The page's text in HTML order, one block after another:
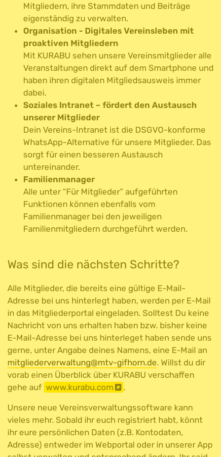
Mitgliedern, ihre Stammdaten und Beiträge
eigenständig zu verwalten.
Organisation - Digitales Vereinsleben mit
proaktiven Mitgliedern
Mit KURABU sehen unsere Vereinsmitglieder alle
Veranstaltungen direkt auf dem Smartphone und
haben ihren digitalen Mitgliedsausweis immer
dabei.
Soziales Intranet – fördert den Austausch
unserer Mitglieder
Dein Vereins-Intranet ist die DSGVO-konforme
WhatsApp-Alternative für unsere Mitglieder. Das
sorgt für einen besseren Austausch
untereinander.
Familienmanager
Alle unter “Für Mitglieder” aufgeführten
Funktionen können ebenfalls vom
Familienmanager bei den jeweiligen
Familienmitgliedern durchgeführt werden.
Was sind die nächsten Schritte?
Alle Mitglieder, die bereits eine gültige E-Mail-
Adresse bei uns hinterlegt haben, werden per E-Mail
in das Mitgliederportal eingeladen. Solltest Du keine
Nachricht von uns erhalten haben bzw. bisher keine
E-Mail-Adresse bei uns hinterleget haben sende uns
gerne, unter Angabe deines Namens, eine E-Mail an
mitgliederverwaltung@mtv-gifhorn.de. Willst du dir
vorab einen Überblick über KURABU verschaffen
gehe auf www.kurabu.com .
Unsere neue Vereinsverwaltungssoftware kann
vieles mehr. Sobald ihr euch registriert habt, könnt
ihr eure persönlichen Daten (z.B. Kontodaten,
Adresse) entweder im Webportal oder in unserer App